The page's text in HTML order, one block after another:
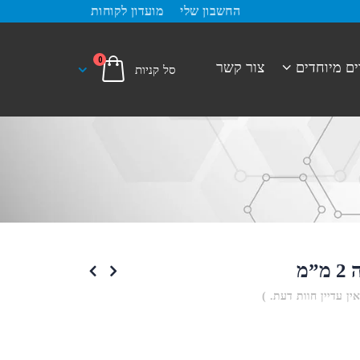
החשבון שלי מועדון לקוחות
מיוחדים צור קשר 0
עדיין חוות דעת. )